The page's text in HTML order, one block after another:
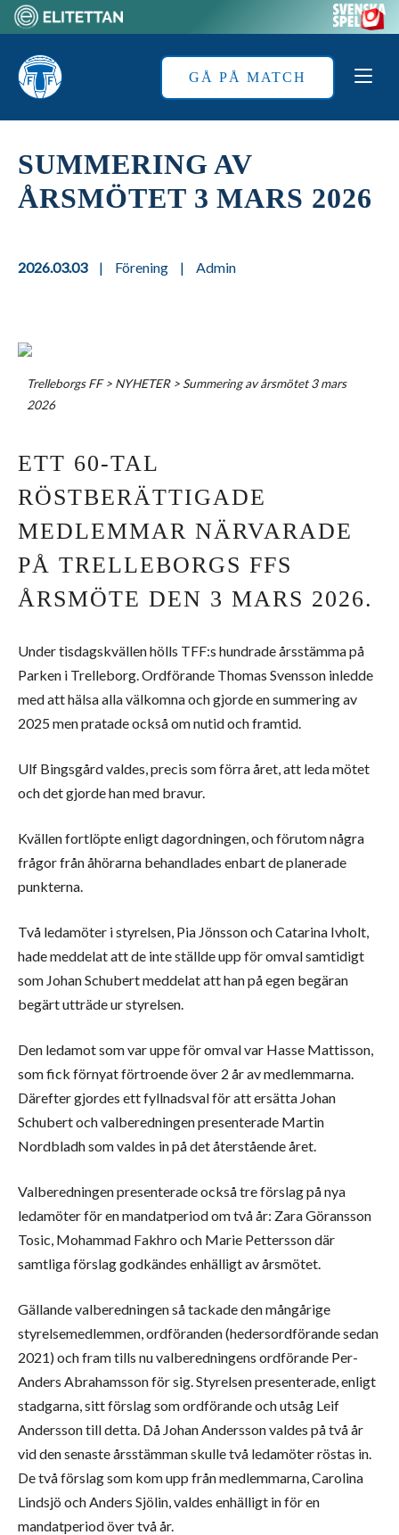
content
Home
GÅ PÅ MATCH
SUMMERING AV
ÅRSMÖTET 3 MARS 2026
2026.03.03 | Förening | Admin
Trelleborgs FF> NYHETER> Summering av årsmötet 3 mars
2026
ETT 60-TAL
RÖSTBERÄTTIGADE
MEDLEMMAR NÄRVARADE
PÅ TRELLEBORGS FFS
ÅRSMÖTE DEN 3 MARS 2026.
Under tisdagskvällen hölls TFF:s hundrade årsstämma på
Parken i Trelleborg. Ordförande Thomas Svensson inledde
med att hälsa alla välkomna och gjorde en summering av
2025 men pratade också om nutid och framtid.
Ulf Bingsgård valdes, precis som förra året, att leda mötet
och det gjorde han med bravur.
Kvällen fortlöpte enligt dagordningen, och förutom några
frågor från åhörarna behandlades enbart de planerade
punkterna.
Två ledamöter i styrelsen, Pia Jönsson och Catarina Ivholt,
hade meddelat att de inte ställde upp för omval samtidigt
som Johan Schubert meddelat att han på egen begäran
begärt utträde ur styrelsen.
Den ledamot som var uppe för omval var Hasse Mattisson,
som fick förnyat förtroende över 2 år av medlemmarna.
Därefter gjordes ett fyllnadsval för att ersätta Johan
Schubert och valberedningen presenterade Martin
Nordbladh som valdes in på det återstående året.
Valberedningen presenterade också tre förslag på nya
ledamöter för en mandatperiod om två år: Zara Göransson
Tosic, Mohammad Fakhro och Marie Pettersson där
samtliga förslag godkändes enhälligt av årsmötet.
Gällande valberedningen så tackade den mångårige
styrelsemedlemmen, ordföranden (hedersordförande sedan
2021) och fram tills nu valberedningens ordförande Per-
Anders Abrahamsson för sig. Styrelsen presenterade, enligt
stadgarna, sitt förslag som ordförande och utsåg Leif
Andersson till detta. Då Johan Andersson valdes på två år
vid den senaste årsstämman skulle två ledamöter röstas in.
De två förslag som kom upp från medlemmarna, Carolina
Lindsjö och Anders Sjölin, valdes enhälligt in för en
mandatperiod över två år.